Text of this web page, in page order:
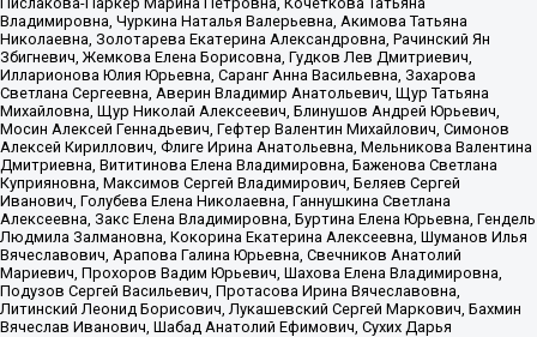
Владимировна, Чуркина Наталья Валерьевна, Акимова Татьяна
Николаевна, Золотарева Екатерина Александровна, Рачинский Ян
Збигневич, Жемкова Елена Борисовна, Гудков Лев Дмитриевич,
Илларионова Юлия Юрьевна, Саранг Анна Васильевна, Захарова
Светлана Сергеевна, Аверин Владимир Анатольевич, Щур Татьяна
Михайловна, Щур Николай Алексеевич, Блинушов Андрей Юрьевич,
Мосин Алексей Геннадьевич, Гефтер Валентин Михайлович, Симонов
Алексей Кириллович, Флиге Ирина Анатольевна, Мельникова Валентина
Дмитриевна, Вититинова Елена Владимировна, Баженова Светлана
Куприяновна, Максимов Сергей Владимирович, Беляев Сергей
Иванович, Голубева Елена Николаевна, Ганнушкина Светлана
Алексеевна, Закс Елена Владимировна, Буртина Елена Юрьевна, Гендель
Людмила Залмановна, Кокорина Екатерина Алексеевна, Шуманов Илья
Вячеславович, Арапова Галина Юрьевна, Свечников Анатолий
Мариевич, Прохоров Вадим Юрьевич, Шахова Елена Владимировна,
Подузов Сергей Васильевич, Протасова Ирина Вячеславовна,
Литинский Леонид Борисович, Лукашевский Сергей Маркович, Бахмин
Вячеслав Иванович, Шабад Анатолий Ефимович, Сухих Дарья